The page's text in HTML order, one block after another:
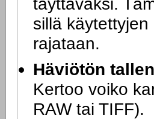
sillä
rajataan.
Häviötön
Kertoo voiko
RAW tai TIFF).